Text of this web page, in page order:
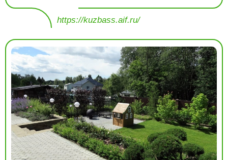
https://kuzbass.aif.ru/